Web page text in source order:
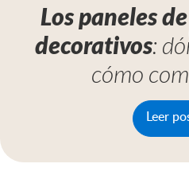
Los paneles
decorativos:
cómo
Leer